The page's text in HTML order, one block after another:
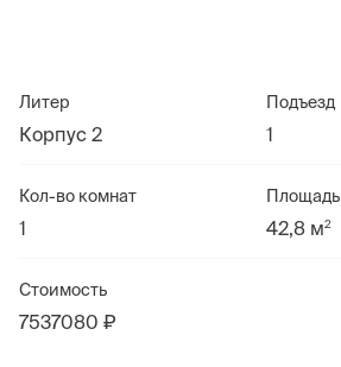
Литер
Корпус 2
Подъезд
1
Кол-во комнат
1
Площадь
42,8 м2
Стоимость
7537080 ₽